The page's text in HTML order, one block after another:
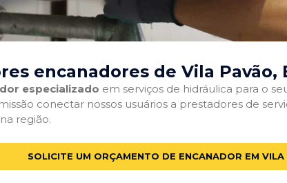
encanadores de Vila Pavão,
especializado em serviços de hidráulica para o
conectar nossos usuários a prestadores de
região.
SOLICITE UM ORÇAMENTO DE ENCANADOR EM VILA